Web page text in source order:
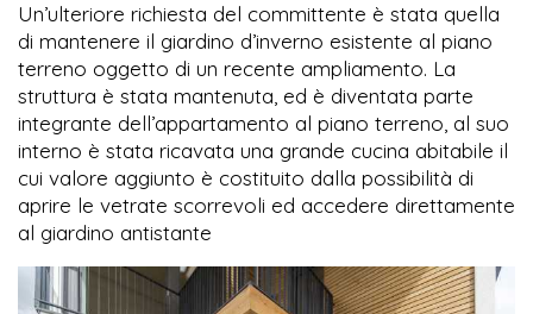
Un’ulteriore richiesta del committente è stata quella
di mantenere il giardino d’inverno esistente al piano
terreno oggetto di un recente ampliamento. La
struttura è stata mantenuta, ed è diventata parte
integrante dell’appartamento al piano terreno, al suo
interno è stata ricavata una grande cucina abitabile il
cui valore aggiunto è costituito dalla possibilità di
aprire le vetrate scorrevoli ed accedere direttamente
al giardino antistante